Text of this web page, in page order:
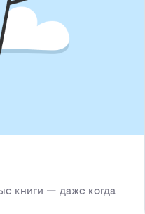
книги — даже когда